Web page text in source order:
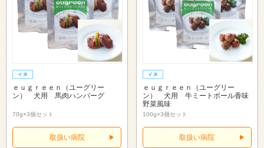
ｅｕｇｒｅｅｎ（ユーグリー
ン） 犬用 馬肉ハンバーグ
70g×3個セット
取扱い病院
ｅｕｇｒｅｅｎ（ユーグリー
ン） 犬用 牛ミートボール香味
野菜風味
100g×3個セット
取扱い病院